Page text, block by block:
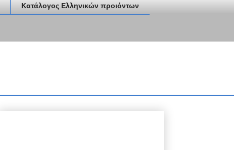
Κατάλογος Ελληνικών προιόντων